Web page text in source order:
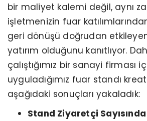
bir maliyet kalemi değil, aynı
işletmenizin fuar
geri dönüşü doğrudan
yatırım olduğunu kanıtlıyor.
çalıştığımız bir sanayi firması
uyguladığımız fuar standı
aşağıdaki sonuçları yakaladık:
Stand Ziyaretçi Sayısında